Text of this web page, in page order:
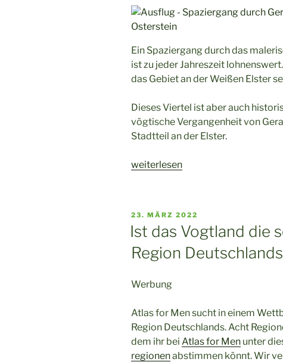
Ein Spaziergang durch das
ist zu jeder Jahreszeit
das Gebiet an der Weißen Elster
Dieses Viertel ist aber auch
vögtische Vergangenheit von
Stadtteil an der Elster.
„Spaziergang
weiterlesen
VERÖFFENTLICHT
AM
23. MÄRZ 2022
Ist das Vogtland die
Region
Werbung
Atlas for Men sucht in einem
Region Deutschlands. Acht
dem ihr bei Atlas for Men unter
regionenabstimmen könnt. Wir